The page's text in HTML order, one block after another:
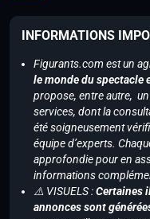
INFORMATIONS
Figurants.com est un
le monde du spectacle
propose, entre autre,
services, dont la
été soigneusement
équipe d’experts.
approfondie pour en
informations
⚠️ VISUELS :Certaines
annonces sont